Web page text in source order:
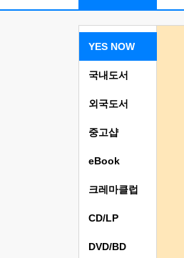
YES NOW
국내도서
외국도서
중고샵
eBook
크레마클럽
CD/LP
DVD/BD